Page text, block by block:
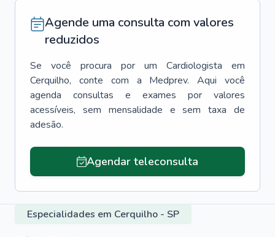
Agende uma consulta com valores
reduzidos
Se você procura por um Cardiologista
em
Cerquilho, conte com a Medprev. Aqui você
agenda consultas e exames por valores
acessíveis, sem mensalidade e sem taxa de
adesão.
Agendar teleconsulta
Especialidades em Cerquilho - SP